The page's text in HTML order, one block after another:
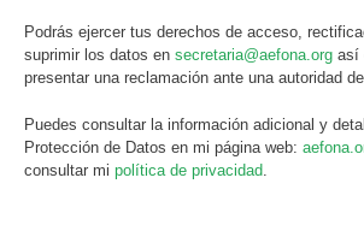
Podrás ejercer tus derechos de acceso,
suprimir los datos en secretaria@aefona.org así
presentar una reclamación ante una autoridad
Puedes consultar la información adicional y
Protección de Datos en mi página web:
consultar mi política de privacidad